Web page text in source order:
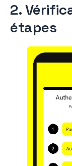
2.
étapes